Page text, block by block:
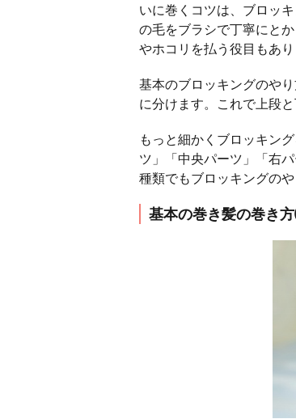
いに巻くコツは、ブロッ
の毛をブラシで丁寧にと
やホコリを払う役目もあり
基本のブロッキングのや
に分けます。これで上段
もっと細かくブロッキン
ツ」「中央パーツ」「右
種類でもブロッキングの
基本の巻き髪の巻き